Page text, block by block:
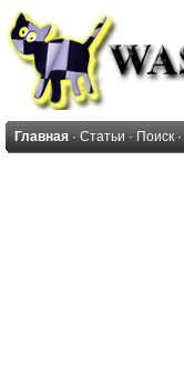
Главная · Статьи · Поиск ·